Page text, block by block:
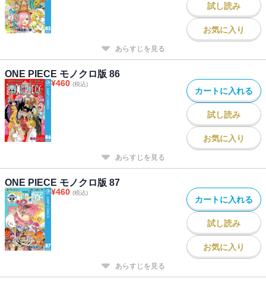
試し読み
お気に入り
あらすじを見る
ONE PIECE モノクロ版 86
¥460 (税込)
カートに入れる
試し読み
お気に入り
あらすじを見る
ONE PIECE モノクロ版 87
¥460 (税込)
カートに入れる
試し読み
お気に入り
あらすじを見る